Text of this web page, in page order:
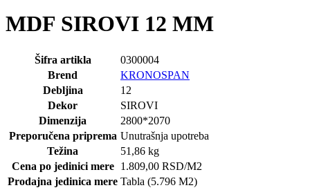
MDF SIROVI 12 MM
Šifra artikla
0300004
Brend
KRONOSPAN
Debljina
12
Dekor
SIROVI
Dimenzija
2800*2070
Preporučena priprema Unutrašnja upotreba
Težina
51,86 kg
Cena po jedinici mere
1.809,00 RSD/M2
Prodajna jedinica mere Tabla (5.796 M2)